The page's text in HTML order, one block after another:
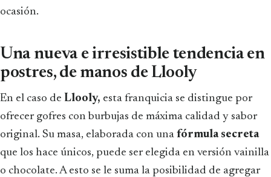
ocasión.
Una nueva e irresistible tendencia en
postres, de manos de Llooly
En el caso de Llooly, esta franquicia se distingue por
ofrecer gofres con burbujas de máxima calidad y sabor
original. Su masa, elaborada con una fórmula secreta
que los hace únicos, puede ser elegida en versión vainilla
o chocolate. A esto se le suma la posibilidad de agregar